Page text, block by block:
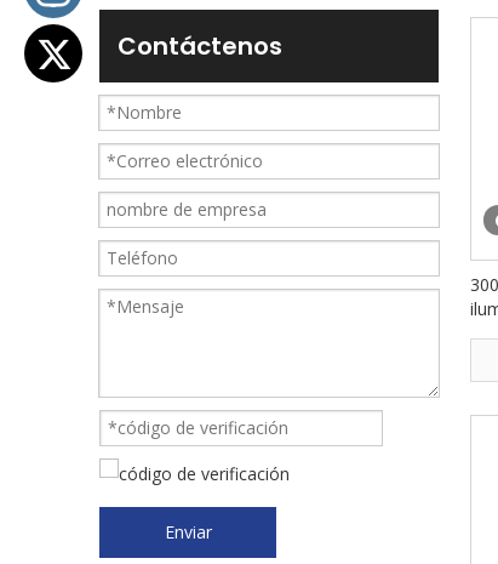
Contáctenos
Enviar